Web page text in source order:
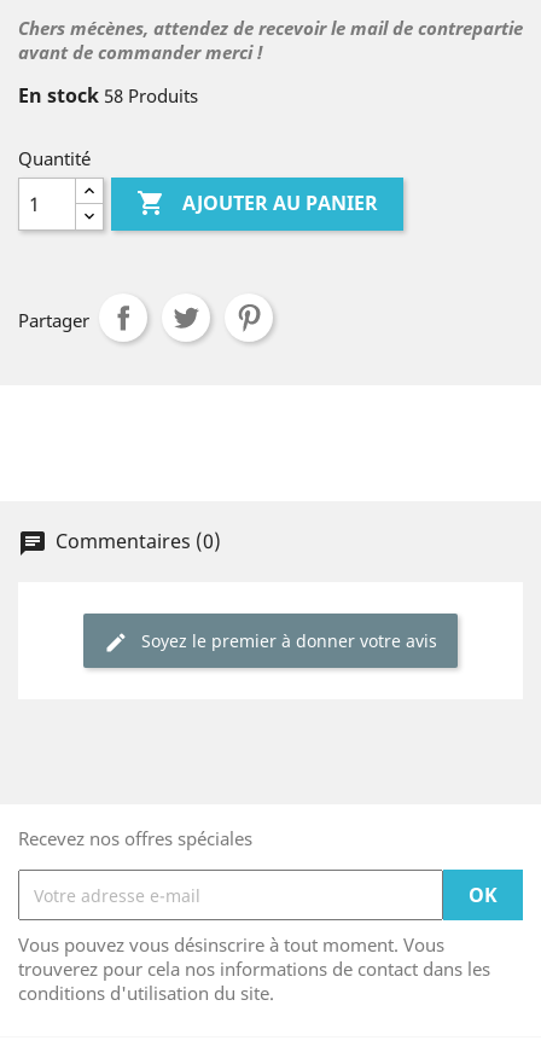
Chers mécènes, attendez de recevoir le mail de contrepartie
avant de commander merci !
En stock 58 Produits
Quantité
 AJOUTER AU PANIER
Partager
chat Commentaires (0)
edit Soyez le premier à donner votre avis
Recevez nos offres spéciales
Vous pouvez vous désinscrire à tout moment. Vous
trouverez pour cela nos informations de contact dans les
conditions d'utilisation du site.